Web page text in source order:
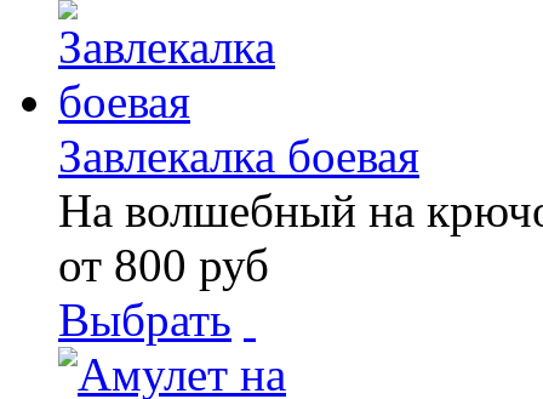
Завлекалка боевая
На волшебный на
от 800 руб
Выбрать